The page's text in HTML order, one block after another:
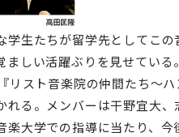
学生たちが留学先としてこの
しい活躍ぶりを見せている。
スト音楽院の仲間たち〜ハ
れる。メンバーは干野宜大、
大学での指導に当たり、今